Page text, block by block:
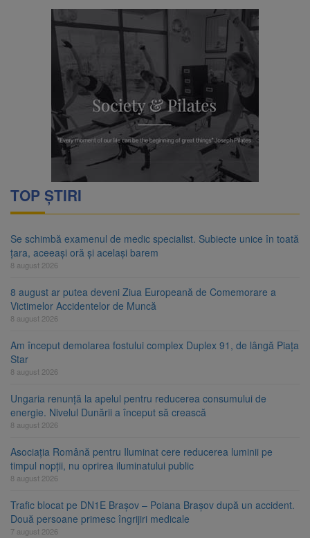
TOP ȘTIRI
Se schimbă examenul de medic specialist. Subiecte unice în toată
țara, aceeași oră și același barem
8 august 2026
8 august ar putea deveni Ziua Europeană de Comemorare a
Victimelor Accidentelor de Muncă
8 august 2026
Am început demolarea fostului complex Duplex 91, de lângă Piața
Star
8 august 2026
Ungaria renunță la apelul pentru reducerea consumului de
energie. Nivelul Dunării a început să crească
8 august 2026
Asociația Română pentru Iluminat cere reducerea luminii pe
timpul nopții, nu oprirea iluminatului public
8 august 2026
Trafic blocat pe DN1E Brașov – Poiana Brașov după un accident.
Două persoane primesc îngrijiri medicale
7 august 2026